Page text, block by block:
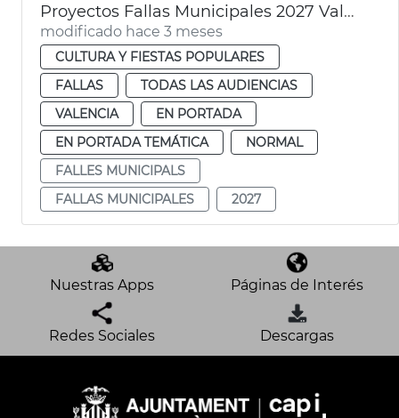
Proyectos Fallas Municipales 2027 València
modificado hace 3 meses
CULTURA Y FIESTAS POPULARES
FALLAS
TODAS LAS AUDIENCIAS
VALENCIA
EN PORTADA
EN PORTADA TEMÁTICA
NORMAL
FALLES MUNICIPALS
FALLAS MUNICIPALES
2027
Nuestras Apps Páginas de Interés
Redes Sociales Descargas